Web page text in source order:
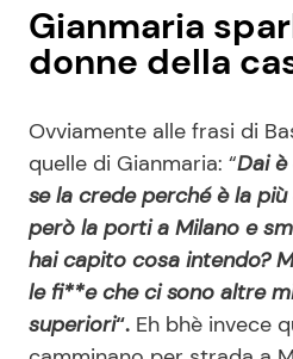
Gianmaria
donne della
Ovviamente alle frasi di
quelle di Gianmaria: “Dai
se la crede perché è la
però la porti a Milano e
hai capito cosa intendo?
le fi**e che ci sono altre
superiori“. Eh bhè invece